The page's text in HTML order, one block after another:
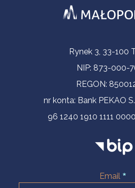
Informacje kontaktowe
Rynek 3, 33-100
NIP: 873-000-
REGON:
nr konta: Bank PEKAO
96 1240 1910 1111
Email